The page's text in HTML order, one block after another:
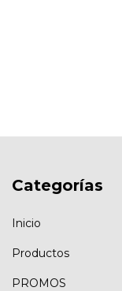
Categorías
Inicio
Productos
PROMOS